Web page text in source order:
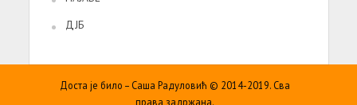
ДЈБ
Доста је било – Саша Радуловић © 2014-2019. Сва
права задржана.